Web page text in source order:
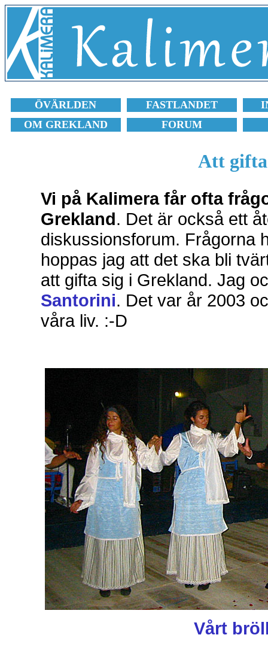
ÖVÄRLDEN FASTLANDET
OM GREKLAND
FORUM
Att
Vi på Kalimera får ofta
Grekland. Det är också ett
diskussionsforum. Frågorna
hoppas jag att det ska bli
att gifta sig i Grekland. Jag
Santorini. Det var år 2003
våra liv. :-D
Vårt